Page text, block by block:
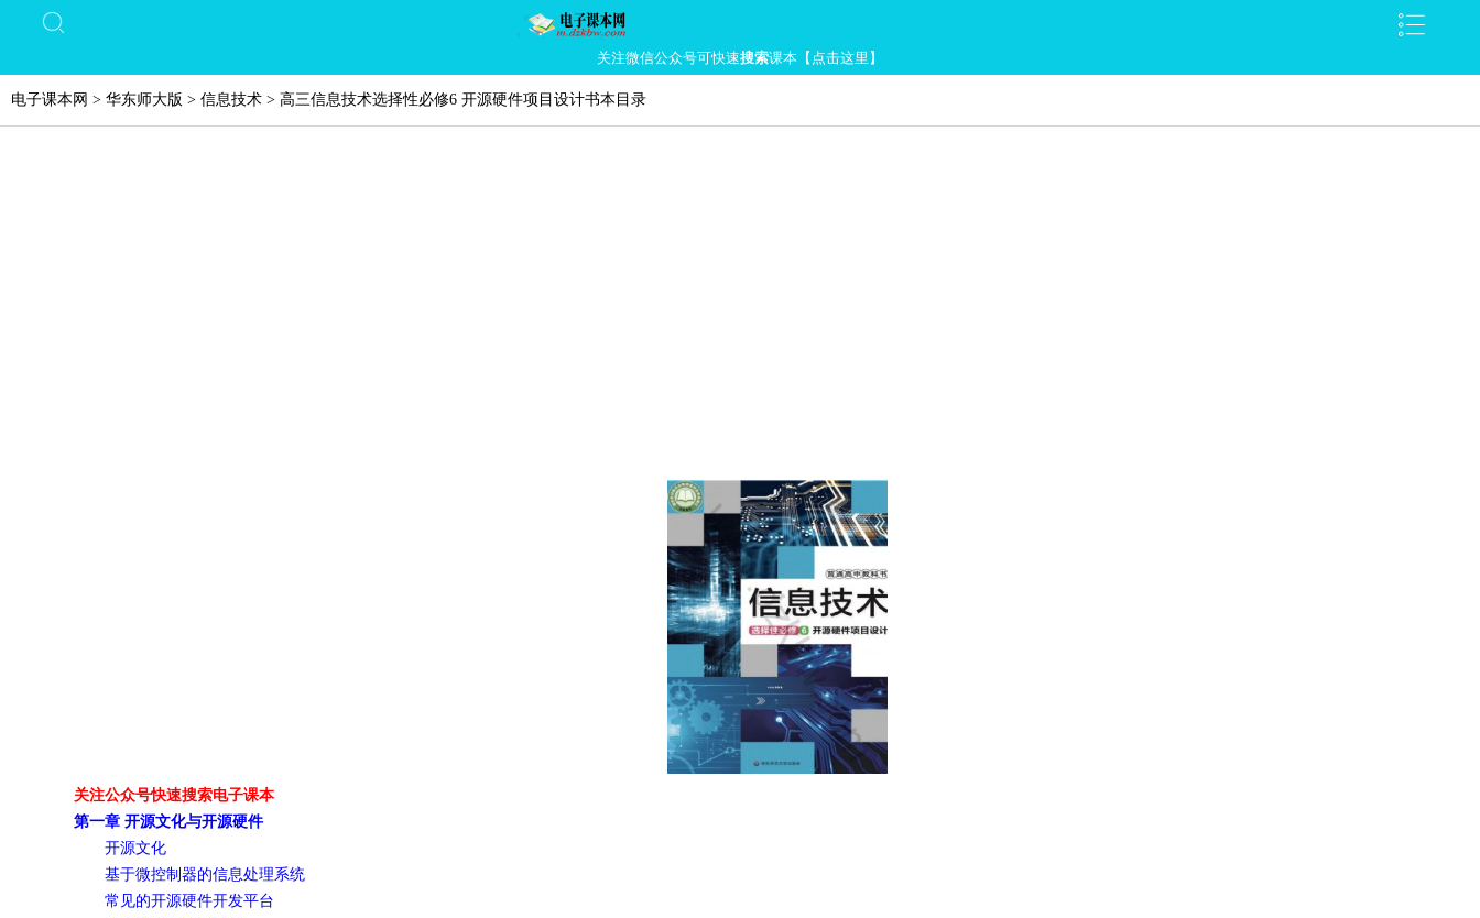
关注微信公众号可快速搜索课本【点击这里】
电子课本网 > 华东师大版 > 信息技术 > 高三信息技术选择性必修6 开源硬件项目设计书本目录
关注公众号快速搜索电子课本
第一章 开源文化与开源硬件
开源文化
基于微控制器的信息处理系统
常见的开源硬件开发平台